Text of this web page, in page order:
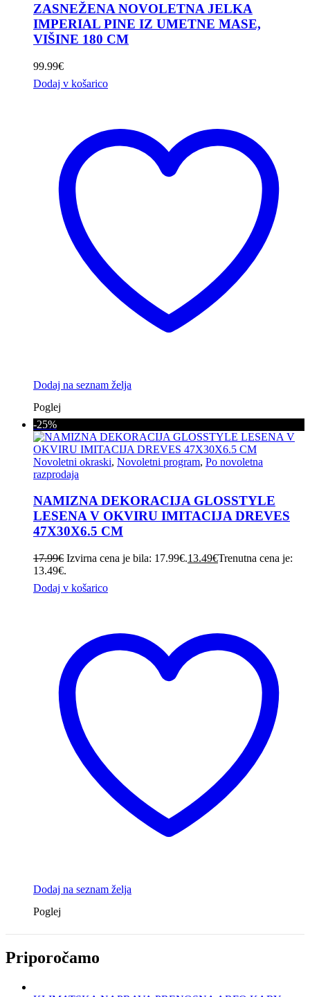
ZASNEŽENA NOVOLETNA JELKA
IMPERIAL PINE IZ UMETNE MASE,
VIŠINE 180 CM
99.99€
Dodaj v košarico
Dodaj na seznam želja
Poglej
-25%
Novoletni okraski, Novoletni program, Po novoletna
razprodaja
NAMIZNA DEKORACIJA GLOSSTYLE
LESENA V OKVIRU IMITACIJA DREVES
47X30X6.5 CM
17.99€ Izvirna cena je bila: 17.99€.13.49€Trenutna cena je:
13.49€.
Dodaj v košarico
Dodaj na seznam želja
Poglej
Priporočamo